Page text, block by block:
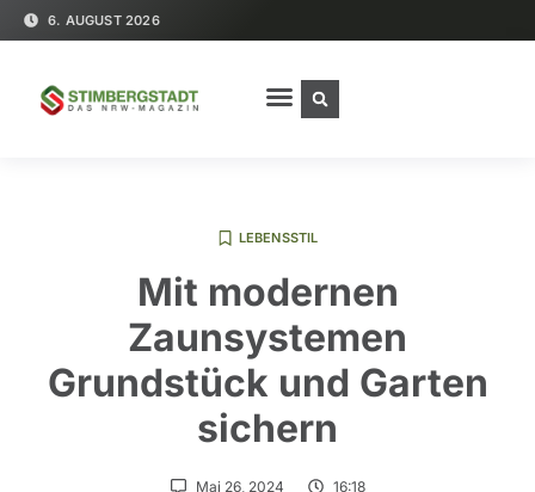
6. AUGUST 2026
LEBENSSTIL
Mit modernen
Zaunsystemen
Grundstück und Garten
sichern
Mai 26, 2024 16:18